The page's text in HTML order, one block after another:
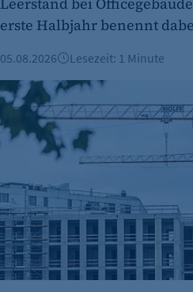
Name:
etracker GmbH
Zweck:
Cookie Erkennung
2 Jahre
etracker Analytics
et_allow_cookies
erste Halbjahr benennt
05.08.2026 Lesezeit: 1 Minute
Berliner Immobilienmarkt